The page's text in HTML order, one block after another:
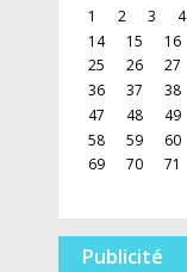
1 2 3 4
14
15 16
25
26 27
36
37 38
47
48 49
58
59 60
69
70 71
Publicité